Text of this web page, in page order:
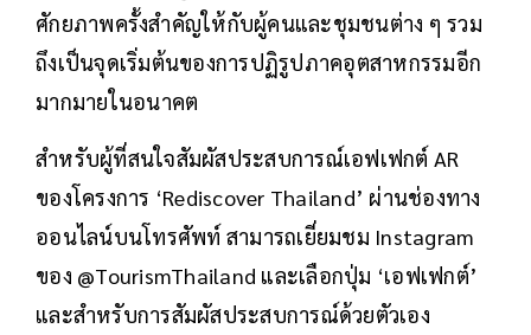
ศักยภาพครั้งสำคัญให้กับผู้คนและชุมชนต่าง ๆ รวม
ถึงเป็นจุดเริ่มต้นของการปฏิรูปภาคอุตสาหกรรมอีก
มากมายในอนาคต
สำหรับผู้ที่สนใจสัมผัสประสบการณ์เอฟเฟกต์ AR
ของโครงการ ‘Rediscover Thailand’ ผ่านช่องทาง
ออนไลน์บนโทรศัพท์ สามารถเยี่ยมชม Instagram
ของ @TourismThailand และเลือกปุ่ม ‘เอฟเฟกต์’
และสำหรับการสัมผัสประสบการณ์ด้วยตัวเอง